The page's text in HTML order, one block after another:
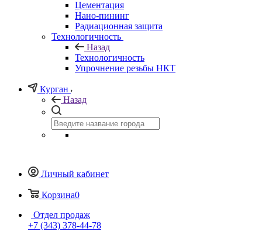
Цементация
Нано-пининг
Радиационная защита
Технологичность
Назад
Технологичность
Упрочнение резьбы НКТ
Курган
Назад
Личный кабинет
Корзина0
Отдел продаж
+7 (343) 378-44-78